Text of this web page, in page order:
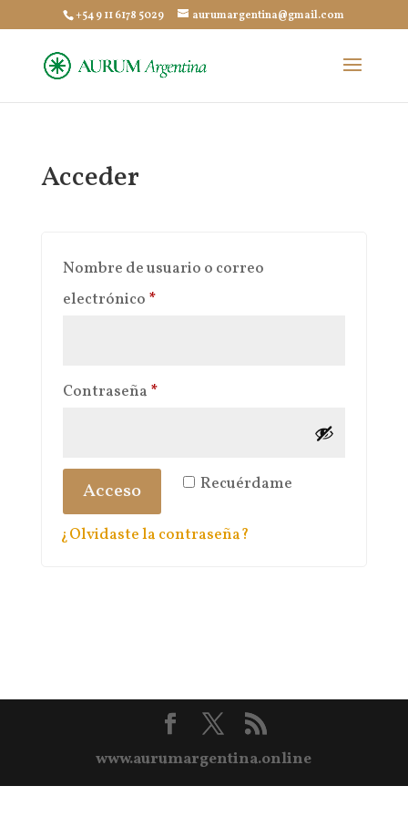
+54 9 11 6178 5029 aurumargentina@gmail.com
Acceder
Nombre de usuario o correo
electrónico *Obligatorio
Contraseña *Obligatorio
Recuérdame
Acceso
¿Olvidaste la contraseña?
www.aurumargentina.online